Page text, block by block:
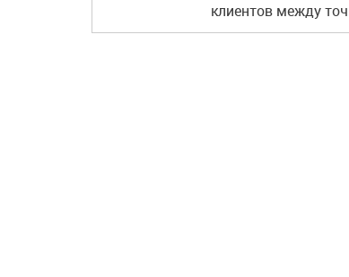
клиентов между